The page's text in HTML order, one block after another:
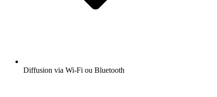
Diffusion via Wi-Fi ou Bluetooth